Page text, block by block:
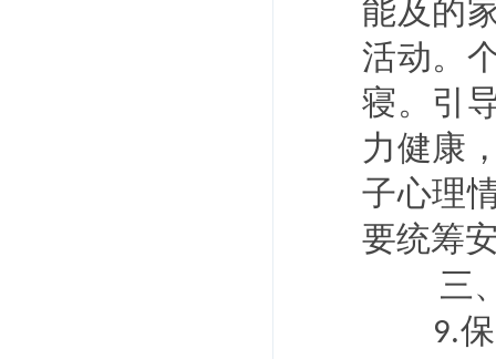
能及的
活动。
寝。引
力健康
子心理
要统筹
三
9.